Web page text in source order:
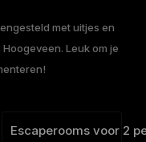
met uitjes en
Leuk om je
Escaperooms voor 2